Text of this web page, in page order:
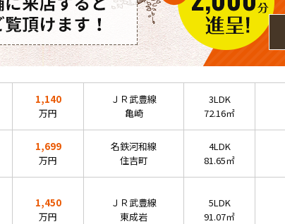
1,140
万円
ＪＲ武豊線
亀崎
3LDK
72.16㎡
1,699
万円
名鉄河和線
住吉町
4LDK
81.65㎡
1,450
万円
ＪＲ武豊線
東成岩
5LDK
91.07㎡